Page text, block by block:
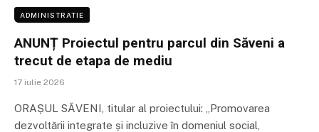
ADMINISTRATIE
ANUNȚ Proiectul pentru parcul din Săveni a
trecut de etapa de mediu
17 iulie 2026
ORAȘUL SĂVENI, titular al proiectului: „Promovarea
dezvoltării integrate și incluzive în domeniul social,